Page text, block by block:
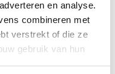
en analyse.
combineren met
verstrekt of die ze
gebruik van hun
de Hoornsevaart willen
te mogen verwelkomen.
we daar met elkaar op